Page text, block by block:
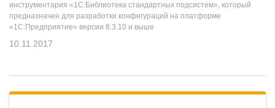
инструментария «1С:Библиотека стандартных подсистем», который
предназначен для разработки конфигураций на платформе
«1С:Предприятие» версии 8.3.10 и выше
10.11.2017